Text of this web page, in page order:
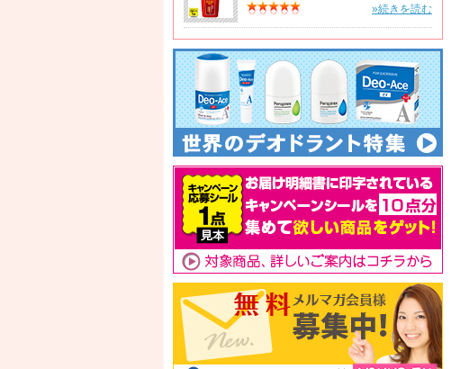
»続きを読む